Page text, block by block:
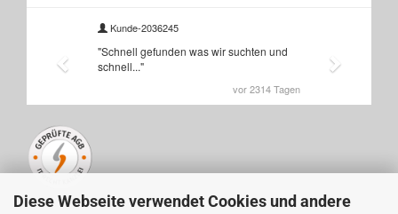
Diese Webseite verwendet Cookies und andere